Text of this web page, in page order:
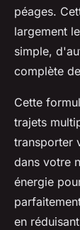
péages.
largement
simple,
complète
Cette
trajets
transporter
dans votre
énergie
en